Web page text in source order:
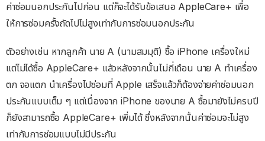
ค่าซ่อมนอกประกันไปก่อน แต่ก็จะได้รับข้อเสนอ AppleCare+ เพื่อ
ให้การซ่อมครั้งถัดไปไม่สูงเท่ากับการซ่อมนอกประกัน
ตัวอย่างเช่น หากลูกค้า นาย A (นามสมมุติ) ซื้อ iPhone เครื่องใหม่
แต่ไม่ได้ซื้อ AppleCare+ แล้วหลังจากนั้นไม่กี่เดือน นาย A ทำเครื่อง
ตก จอแตก นำเครื่องไปซ่อมที่ Apple เสร็จแล้วก็ต้องจ่ายค่าซ่อมนอก
ประกันแบบเต็ม ๆ แต่เนื่องจาก iPhone ของนาย A ซื้อมายังไม่ครบปี
ก็ยังสามารถซื้อ AppleCare+ เพิ่มได้ ซึ่งหลังจากนั้นค่าซ่อมจะไม่สูง
เท่ากับการซ่อมแบบไม่มีประกัน